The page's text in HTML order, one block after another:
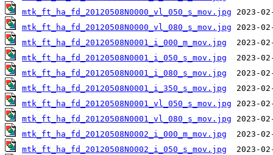
mtk_ft_ha_fd_20120508N0000_vl_050_s_mov.jpg
mtk_ft_ha_fd_20120508N0000_vl_080_s_mov.jpg
mtk_ft_ha_fd_20120508N0001_i_000_m_mov.jpg
mtk_ft_ha_fd_20120508N0001_i_050_s_mov.jpg
mtk_ft_ha_fd_20120508N0001_i_080_s_mov.jpg
mtk_ft_ha_fd_20120508N0001_i_350_s_mov.jpg
mtk_ft_ha_fd_20120508N0001_vl_050_s_mov.jpg
mtk_ft_ha_fd_20120508N0001_vl_080_s_mov.jpg
mtk_ft_ha_fd_20120508N0002_i_000_m_mov.jpg
mtk_ft_ha_fd_20120508N0002_i_050_s_mov.jpg